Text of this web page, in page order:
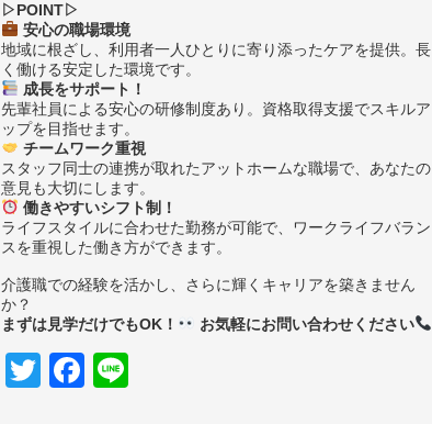
▷POINT▷
安心の職場環境
地域に根ざし、利用者一人ひとりに寄り添ったケアを提供。長
く働ける安定した環境です。
成長をサポート！
先輩社員による安心の研修制度あり。資格取得支援でスキルア
ップを目指せます。
チームワーク重視
スタッフ同士の連携が取れたアットホームな職場で、あなたの
意見も大切にします。
働きやすいシフト制！
ライフスタイルに合わせた勤務が可能で、ワークライフバラン
スを重視した働き方ができます。
介護職での経験を活かし、さらに輝くキャリアを築きません
か？
まずは見学だけでもOK！
お気軽にお問い合わせください
TwitterFacebook